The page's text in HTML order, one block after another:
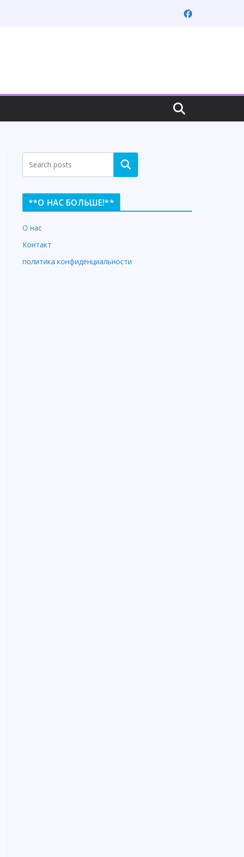
Search
**О НАС БОЛЬШЕ!**
О нас
Контакт
политика конфиденциальности